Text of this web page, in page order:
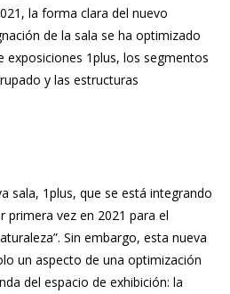
la forma clara del nuevo
de la sala se ha optimizado
exposiciones 1plus, los segmentos
y las estructuras
sala, 1plus, que se está integrando
primera vez en 2021 para el
Sin embargo, esta nueva
un aspecto de una optimización
del espacio de exhibición: la